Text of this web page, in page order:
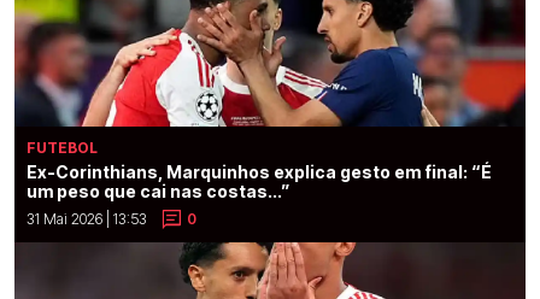
FUTEBOL
Ex-Corinthians, Marquinhos explica gesto em final: “É
um peso que cai nas costas...”
31 Mai 2026 | 13:53 0